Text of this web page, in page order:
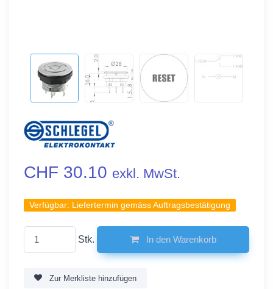
CHF 30.10 exkl. MwSt.
Verfügbar: Liefertermin gemäss Auftragsbestätigung
Stk. In den Warenkorb
Zur Merkliste hinzufügen